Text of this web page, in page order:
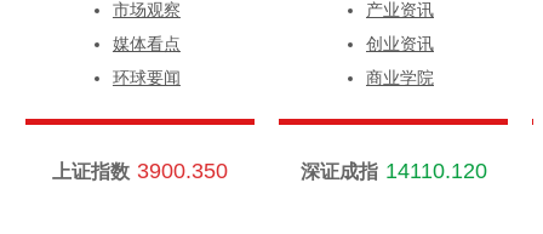
市场观察
媒体看点
环球要闻
产业资讯
创业资讯
商业学院
上证指数 3900.350 深证成指 14110.120